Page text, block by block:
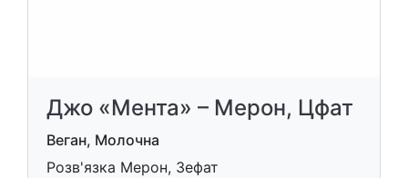
Джо «Мента» – Мерон, Цфат
Веган, Молочна
Розв'язка Мерон, Зефат